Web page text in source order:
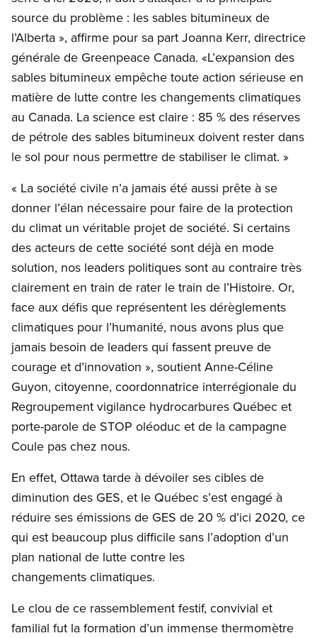
source du problème : les sables bitumineux de
l’Alberta », affirme pour sa part Joanna Kerr, directrice
générale de Greenpeace Canada. «L’expansion des
sables bitumineux empêche toute action sérieuse en
matière de lutte contre les changements climatiques
au Canada. La science est claire : 85 % des réserves
de pétrole des sables bitumineux doivent rester dans
le sol pour nous permettre de stabiliser le climat. »
« La société civile n’a jamais été aussi prête à se
donner l’élan nécessaire pour faire de la protection
du climat un véritable projet de société. Si certains
des acteurs de cette société sont déjà en mode
solution, nos leaders politiques sont au contraire très
clairement en train de rater le train de l’Histoire. Or,
face aux défis que représentent les dérèglements
climatiques pour l’humanité, nous avons plus que
jamais besoin de leaders qui fassent preuve de
courage et d’innovation », soutient Anne-Céline
Guyon, citoyenne, coordonnatrice interrégionale du
Regroupement vigilance hydrocarbures Québec et
porte-parole de STOP oléoduc et de la campagne
Coule pas chez nous.
En effet, Ottawa tarde à dévoiler ses cibles de
diminution des GES, et le Québec s’est engagé à
réduire ses émissions de GES de 20 % d’ici 2020, ce
qui est beaucoup plus difficile sans l’adoption d’un
plan national de lutte contre les
changements climatiques.
Le clou de ce rassemblement festif, convivial et
familial fut la formation d’un immense thermomètre